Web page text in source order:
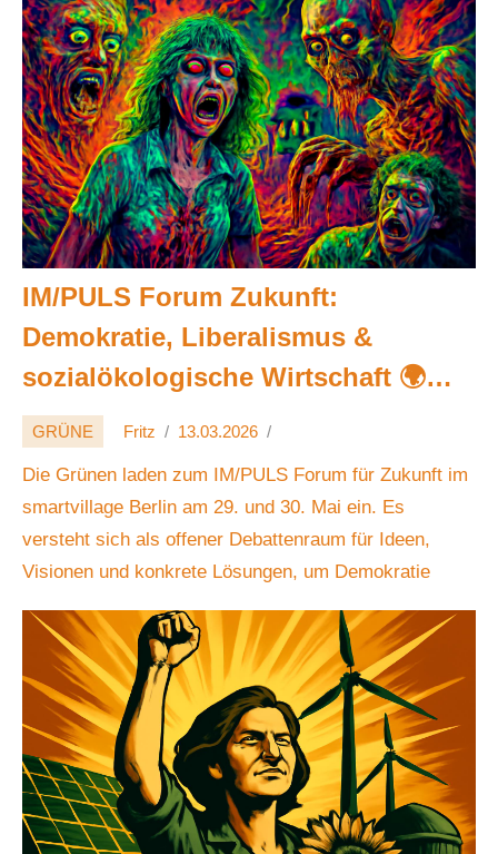
IM/PULS Forum Zukunft:
Demokratie, Liberalismus &
sozialökologische Wirtschaft 🌍🤝
💬
GRÜNE Fritz 13.03.2026
Die Grünen laden zum IM/PULS Forum für Zukunft im
smartvillage Berlin am 29. und 30. Mai ein. Es
versteht sich als offener Debattenraum für Ideen,
Visionen und konkrete Lösungen, um Demokratie